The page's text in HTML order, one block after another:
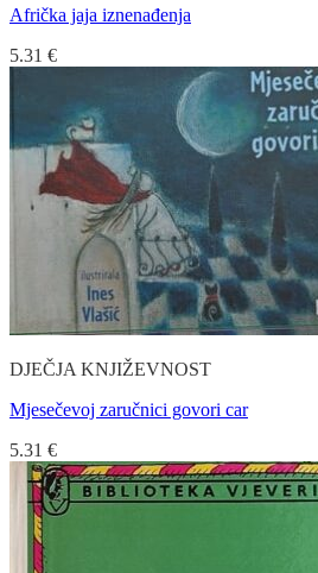
Afrička jaja iznenađenja
5.31 €
DJEČJA KNJIŽEVNOST
Mjesečevoj zaručnici govori car
5.31 €